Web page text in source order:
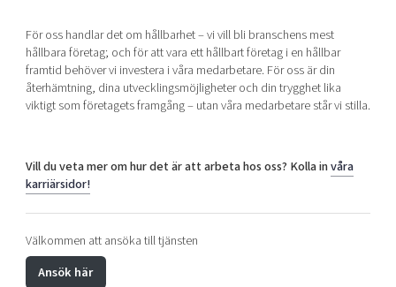
För oss handlar det om hållbarhet – vi vill bli branschens mest
hållbara företag; och för att vara ett hållbart företag i en hållbar
framtid behöver vi investera i våra medarbetare. För oss är din
återhämtning, dina utvecklingsmöjligheter och din trygghet lika
viktigt som företagets framgång – utan våra medarbetare står vi stilla.
Vill du veta mer om hur det är att arbeta hos oss? Kolla invåra
karriärsidor!
Välkommen att ansöka till tjänsten
Ansök här